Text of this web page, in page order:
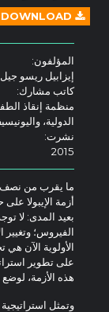
DOWNLOAD
المؤلفون:
إيزابيل ريسو
كاتب مشارك:
منظمة إنقاذ
الدولية،
نشرت:
2015
أزمة الإيبولا
بعيد المدى: لا
الفيروس؛ وتغيير
الأولوية الآن
على تطوير
هذه الأزمة،
وتمثل